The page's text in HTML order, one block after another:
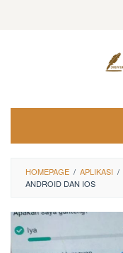
HOMEPAGE / APLIKASI /
ANDROID DAN IOS